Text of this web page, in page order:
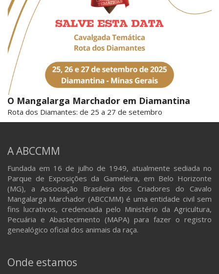
O Mangalarga Marchador em Diamantina
Rota dos Diamantes: de 25 a 27 de setembro
A ABCCMM
Fundada em 16 de julho de 1949, atualmente sediada no
Parque de Exposições da Gameleira, em Belo Horizonte
(MG), a Associação Brasileira dos Criadores do Cavalo
Mangalarga Marchador (ABCCMM) é uma entidade civil sem
fins lucrativos, credenciada pelo Ministério da Agricultura,
Pecuária e Abastecimento (MAPA) para fazer o registro
genealógico oficial dos animais da raça.
Onde estamos